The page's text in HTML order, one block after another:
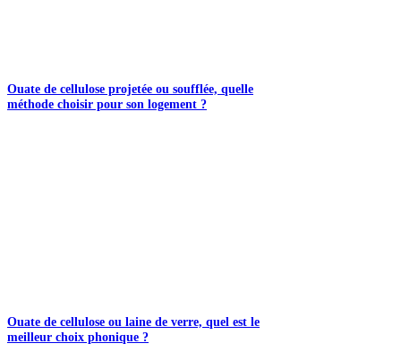
Ouate de cellulose projetée ou soufflée, quelle
méthode choisir pour son logement ?
Ouate de cellulose ou laine de verre, quel est le
meilleur choix phonique ?